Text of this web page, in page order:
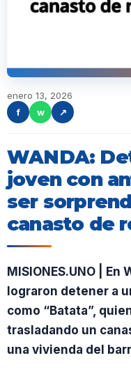
enero 13, 2026
f
w ↗
WANDA:
joven con
ser
canasto de
MISIONES.UNO |
lograron detener a
como “Batata”,
trasladando un
una vivienda del